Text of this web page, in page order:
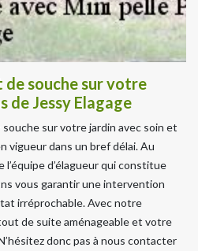
de souche sur votre
de Jessy Elagage
souche sur votre jardin avec soin et
vigueur dans un bref délai. Au
d’élagueur qui constitue
vous garantir une intervention
irréprochable. Avec notre
de suite aménageable et votre
donc pas à nous contacter